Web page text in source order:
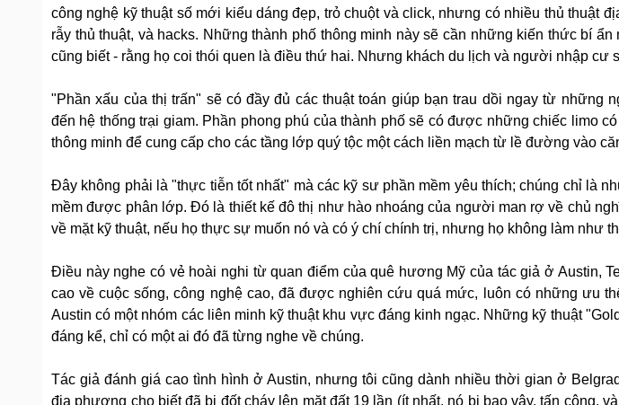
công nghệ kỹ thuật số mới kiểu dáng đẹp, trỏ chuột và click, nhưng có nhiều thủ thuật
rẫy thủ thuật, và hacks. Những thành phố thông minh này sẽ cần những kiến ​​thức bí
cũng biết - rằng họ coi thói quen là điều thứ hai. Nhưng khách du lịch và người nhập cư
"Phần xấu của thị trấn" sẽ có đầy đủ các thuật toán giúp bạn trau dồi ngay từ những
đến hệ thống trại giam. Phần phong phú của thành phố sẽ có được những chiếc limo
thông minh để cung cấp cho các tầng lớp quý tộc một cách liền mạch từ lề đường vào
Đây không phải là "thực tiễn tốt nhất" mà các kỹ sư phần mềm yêu thích; chúng chỉ là
mềm được phân lớp. Đó là thiết kế đô thị như hào nhoáng của người man rợ về chủ
về mặt kỹ thuật, nếu họ thực sự muốn nó và có ý chí chính trị, nhưng họ không làm như
Điều này nghe có vẻ hoài nghi từ quan điểm của quê hương Mỹ của tác giả ở Austin,
cao về cuộc sống, công nghệ cao, đã được nghiên cứu quá mức, luôn có những ưu
Austin có một nhóm các liên minh kỹ thuật khu vực đáng kinh ngạc. Những kỹ thuật
đáng kể, chỉ có một ai đó đã từng nghe về chúng.
Tác giả đánh giá cao tình hình ở Austin, nhưng tôi cũng dành nhiều thời gian ở
địa phương cho biết đã bị đốt cháy lên mặt đất 19 lần (ít nhất, nó bị bao vây, tấn công,